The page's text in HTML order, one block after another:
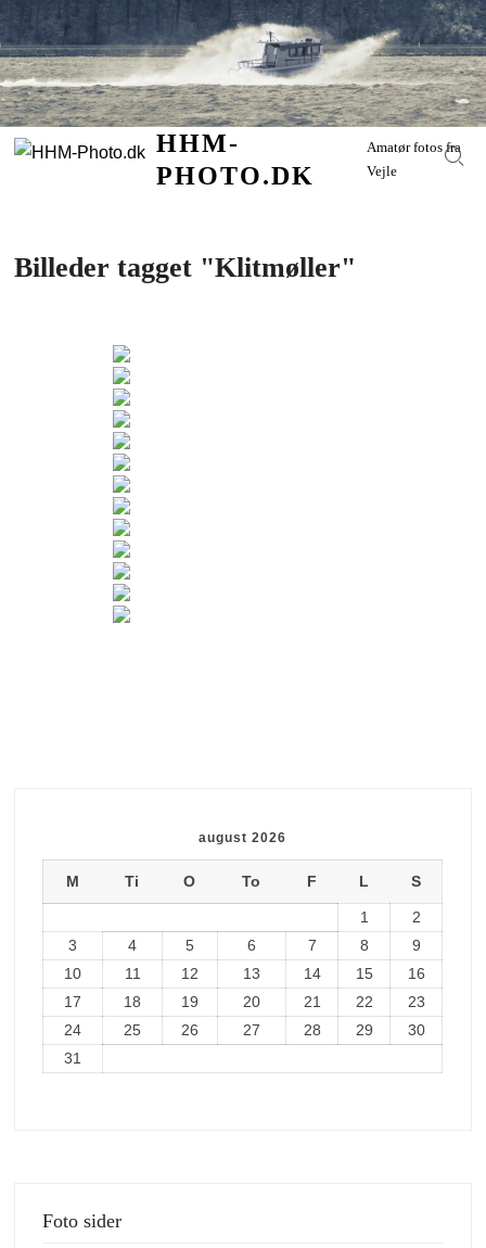
Skip
to
content
HHM-
PHOTO.DK
Amatør fotos fra
Vejle
Billeder tagget "Klitmøller"
august 2026
M Ti O To F L S
1
2
3
4 5 6 7 8
9
10
11 12 13 14 15
16
17
18 19 20 21 22
23
24
25 26 27 28 29
30
31
Foto sider